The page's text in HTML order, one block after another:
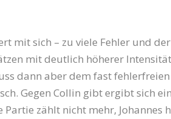
mit sich – zu viele Fehler und
mit deutlich höherer
dann aber dem fast
Gegen Collin gibt ergibt sich
zählt nicht mehr,